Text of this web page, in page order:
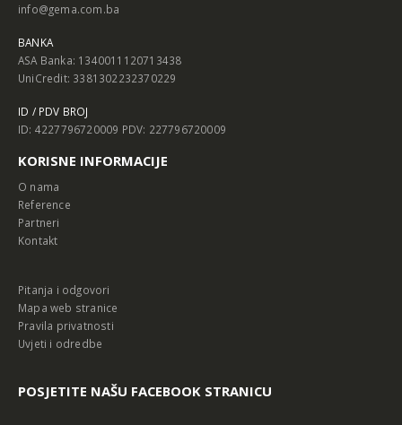
info@gema.com.ba
BANKA
ASA Banka: 1340011120713438
UniCredit: 3381302232370229
ID / PDV BROJ
ID: 4227796720009 PDV: 227796720009
KORISNE INFORMACIJE
O nama
Reference
Partneri
Kontakt
Pitanja i odgovori
Mapa web stranice
Pravila privatnosti
Uvjeti i odredbe
POSJETITE NAŠU FACEBOOK STRANICU